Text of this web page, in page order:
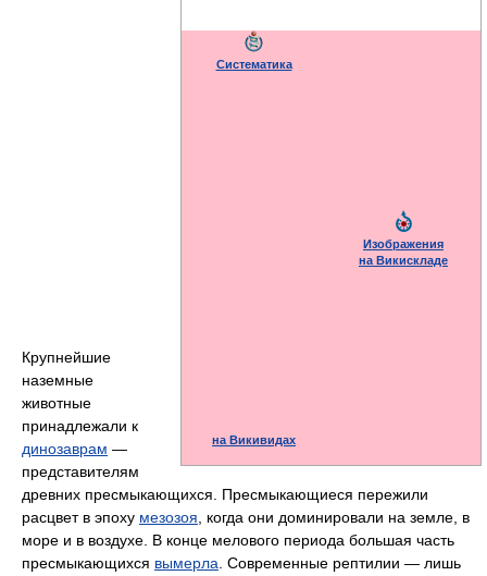
Систематика
на Викивидах
Изображения
на Викискладе
Крупнейшие
наземные
животные
принадлежали к
динозаврам —
представителям
древних пресмыкающихся. Пресмыкающиеся пережили
расцвет в эпоху мезозоя , когда они доминировали на земле, в
море и в воздухе. В конце мелового периода большая часть
пресмыкающихся вымерла . Современные рептилии — лишь